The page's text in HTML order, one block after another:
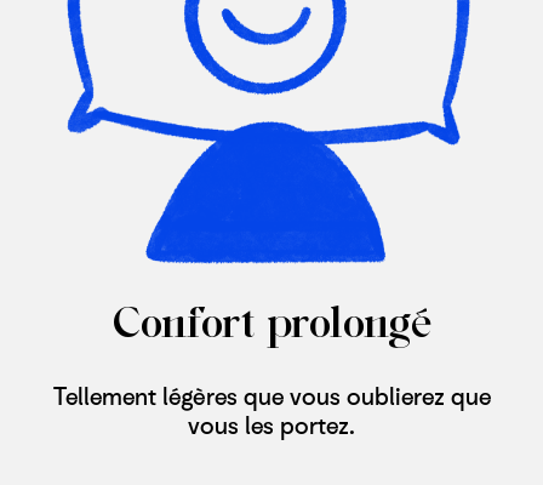
Confort prolongé
Tellement légères que vous oublierez que
vous les portez.